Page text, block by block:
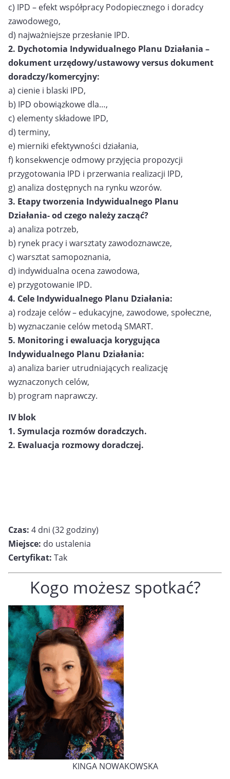
c) IPD – efekt współpracy Podopiecznego i doradcy
zawodowego,
d) najważniejsze przesłanie IPD.
2. Dychotomia Indywidualnego Planu Działania –
dokument urzędowy/ustawowyversus dokument
doradczy/komercyjny:
a) cienie i blaski IPD,
b) IPD obowiązkowe dla…,
c) elementy składowe IPD,
d) terminy,
e) mierniki efektywności działania,
f) konsekwencje odmowy przyjęcia propozycji
przygotowania IPD i przerwania realizacji IPD,
g) analiza dostępnych na rynku wzorów.
3. Etapy tworzenia Indywidualnego Planu
Działania- od czego należy zacząć?
a) analiza potrzeb,
b) rynek pracy i warsztaty zawodoznawcze,
c) warsztat samopoznania,
d) indywidualna ocena zawodowa,
e) przygotowanie IPD.
4. Cele Indywidualnego Planu Działania:
a) rodzaje celów – edukacyjne, zawodowe, społeczne,
b) wyznaczanie celów metodą SMART.
5. Monitoring i ewaluacja korygująca
Indywidualnego Planu Działania:
a) analiza barier utrudniających realizację
wyznaczonych celów,
b) program naprawczy.
IV blok
1. Symulacja rozmów doradczych.
2. Ewaluacja rozmowy doradczej.
Czas: 4 dni (32 godziny)
Miejsce: do ustalenia
Certyfikat: Tak
Kogo możesz spotkać?
KINGA NOWAKOWSKA